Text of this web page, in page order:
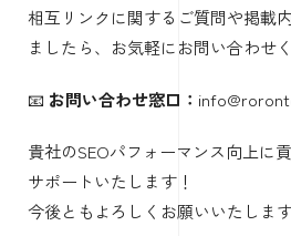
相互リンクに関するご質問や掲載
ましたら、お気軽にお問い合わせく
📧 お問い合わせ窓口：
貴社のSEOパフォーマンス向上に
サポートいたします！
今後ともよろしくお願いいたします